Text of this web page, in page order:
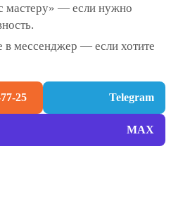
мастеру» — если нужно
в мессенджер — если хотите
25 Telegram
MAX